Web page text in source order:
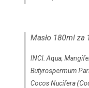
Masło 180ml za
INCI: Aqua,
Butyrospermum
Cocos Nucifera